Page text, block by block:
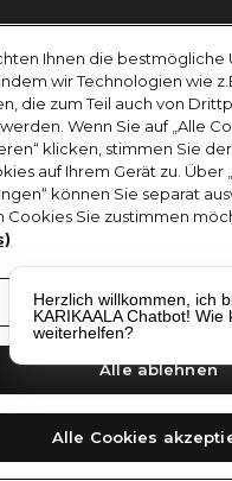
Impressum Cookies
KARIKAALA ©2026 - Saily Food
Alle Rechte
Ihnen die bestmögliche
wir Technologien wie
die zum Teil auch von
Wenn Sie auf „Alle
klicken, stimmen Sie
auf Ihrem Gerät zu. Über
können Sie separat
Cookies Sie zustimmen
Cookie-
Alle ablehnen
Alle Cookies
Herzlich willkommen, ich
KARIKAALA Chatbot! Wie
weiterhelfen?